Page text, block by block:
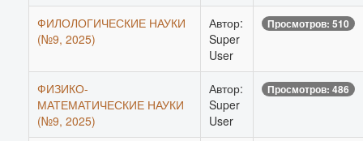
ФИЛОЛОГИЧЕСКИЕ НАУКИ
(№9, 2025)
Автор:
Super
User
Просмотров: 510
ФИЗИКО-
МАТЕМАТИЧЕСКИЕ НАУКИ
(№9, 2025)
Автор:
Super
User
Просмотров: 486